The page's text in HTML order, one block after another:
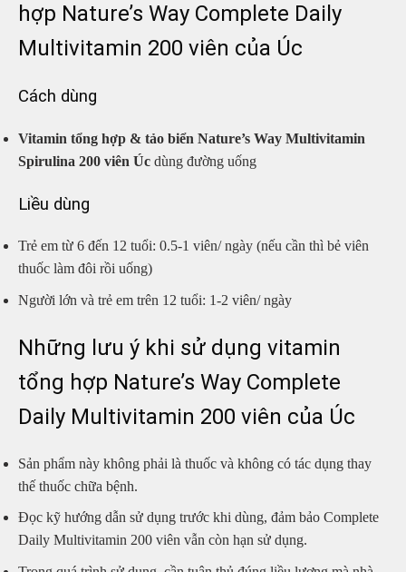
hợp Nature’s Way Complete Daily
Multivitamin 200 viên của Úc
Cách dùng
Vitamin tổng hợp & tảo biển Nature’s Way Multivitamin
Spirulina 200 viên Úc dùng đường uống
Liều dùng
Trẻ em từ 6 đến 12 tuổi: 0.5-1 viên/ ngày (nếu cần thì bẻ viên
thuốc làm đôi rồi uống)
Người lớn và trẻ em trên 12 tuổi: 1-2 viên/ ngày
Những lưu ý khi sử dụng vitamin
tổng hợp Nature’s Way Complete
Daily Multivitamin 200 viên của Úc
Sản phẩm này không phải là thuốc và không có tác dụng thay
thế thuốc chữa bệnh.
Đọc kỹ hướng dẫn sử dụng trước khi dùng, đảm bảo Complete
Daily Multivitamin 200 viên vẫn còn hạn sử dụng.